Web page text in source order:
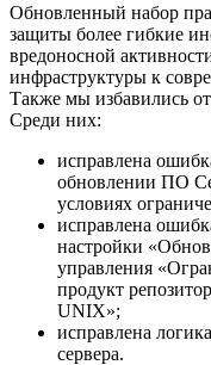
Обновленный набор
защиты более гибкие
вредоносной
инфраструктуры к
Также мы избавились
Среди них:
исправлена
обновлении ПО
условиях
исправлена
настройки
управления
продукт
UNIX»;
исправлена
сервера.